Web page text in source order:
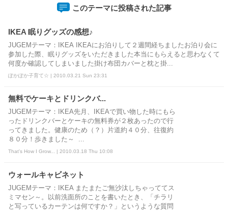
このテーマに投稿された記事
IKEA 眠りグッズの感想♪
JUGEMテーマ：IKEA IKEAにお泊りして２週間経ちましたお泊り会に
参加した際、眠りグッズをいただきました本当にもらえると思わなくて
何度か確認してしまいました掛け布団カバーと枕と掛...
ぽかぽか子育て☆ | 2010.03.21 Sun 23:31
無料でケーキとドリンクバ...
JUGEMテーマ：IKEA先月、IKEAで買い物した時にもら
ったドリンクバーとケーキの無料券が２枚あったので行
ってきました。健康のため（？）片道約４０分、往復約
８０分！歩きました～ ...
That's How I Grow... | 2010.03.18 Thu 10:08
ウォールキャビネット
JUGEMテーマ：IKEA またまたご無沙汰しちゃっててス
ミマセン～。以前洗面所のことを書いたとき、「チラリ
と写っているカーテンは何ですか？」というような質問